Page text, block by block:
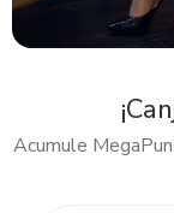
Acumule